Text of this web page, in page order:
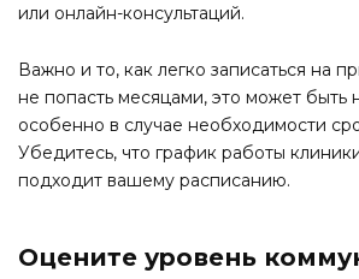
или онлайн-консультаций.
Важно и то, как легко записаться на
не попасть месяцами, это может быть
особенно в случае необходимости
Убедитесь, что график работы
подходит вашему расписанию.
Оцените уровень